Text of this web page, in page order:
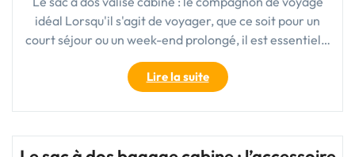
idéal Lorsqu'il s'agit de voyager, que ce soit pour un
court séjour ou un week-end prolongé, il est essentiel…
Lire la suite"Le
sac
à